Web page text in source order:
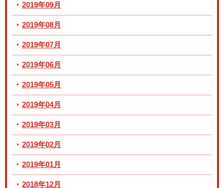
2019年09月
2019年08月
2019年07月
2019年06月
2019年05月
2019年04月
2019年03月
2019年02月
2019年01月
2018年12月